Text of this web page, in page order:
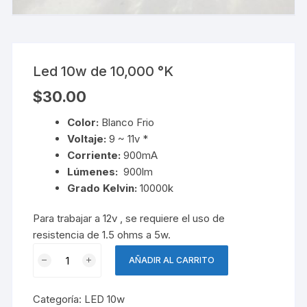
Led 10w de 10,000 °K
$30.00
Color: Blanco Frio
Voltaje: 9 ~ 11v *
Corriente: 900mA
Lúmenes: 900lm
Grado Kelvin: 10000k
Para trabajar a 12v , se requiere el uso de
resistencia de 1.5 ohms a 5w.
10,000
AÑADIR AL CARRITO
Categoría: LED 10w